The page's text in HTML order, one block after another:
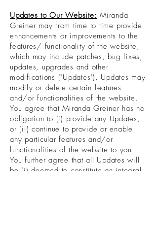
Updates to Our Website: Miranda
Greiner may from time to time provide
enhancements or improvements to the
features/ functionality of the website,
which may include patches, bug fixes,
updates, upgrades and other
modifications ("Updates"). Updates may
modify or delete certain features
and/or functionalities of the website.
You agree that Miranda Greiner has no
obligation to (i) provide any Updates,
or (ii) continue to provide or enable
any particular features and/or
functionalities of the website to you.
You further agree that all Updates will
be (i) deemed to constitute an integral